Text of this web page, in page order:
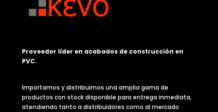
Proveedor líder en acabados de construcción en
PVC.
Importamos y distribuimos una amplia gama de
productos con stock disponible para entrega inmediata,
atendiendo tanto a distribuidores como al mercado